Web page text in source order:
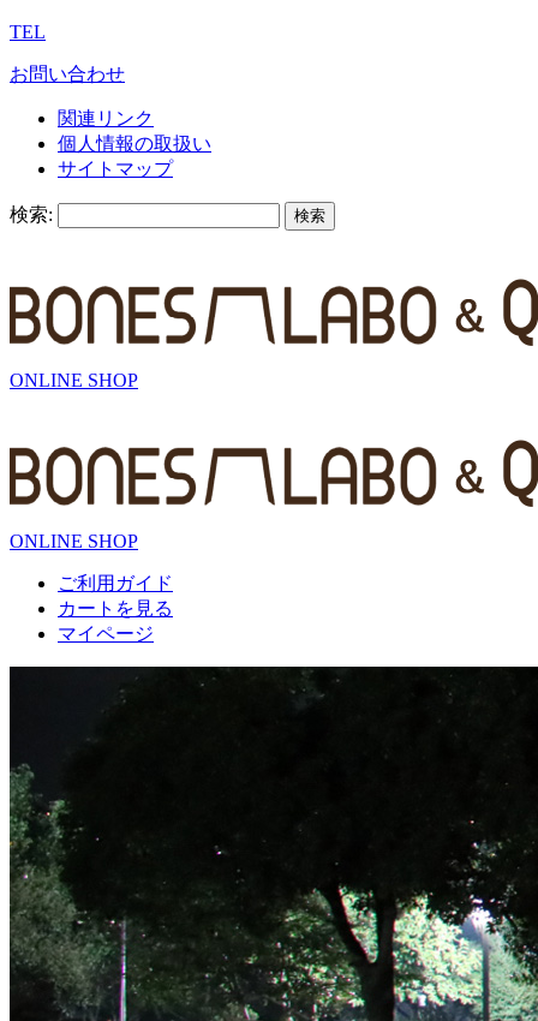
TEL
お問い合わせ
関連リンク
個人情報の取扱い
サイトマップ
検索:
ONLINE SHOP
ONLINE SHOP
ご利用ガイド
カートを見る
マイページ